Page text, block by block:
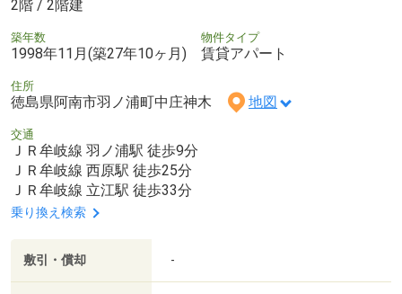
2階 / 2階建
築年数
1998年11月(築27年10ヶ月)
物件タイプ
賃貸アパート
住所
徳島県阿南市羽ノ浦町中庄神木 地図
交通
ＪＲ牟岐線 羽ノ浦駅 徒歩9分
ＪＲ牟岐線 西原駅 徒歩25分
ＪＲ牟岐線 立江駅 徒歩33分
乗り換え検索
敷引・償却 -